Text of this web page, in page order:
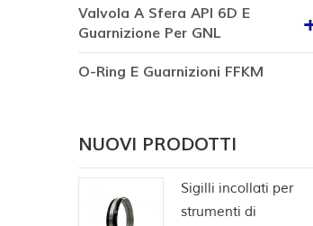
Valvola A Sfera API 6D E
Guarnizione Per GNL
O-Ring E Guarnizioni FFKM
NUOVI PRODOTTI
Sigilli incollati per
strumenti di